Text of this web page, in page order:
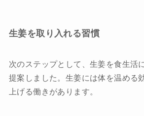
生姜を取り入れる習慣
次のステップとして、生姜を食生活
提案しました。生姜には体を温める
上げる働きがあります。